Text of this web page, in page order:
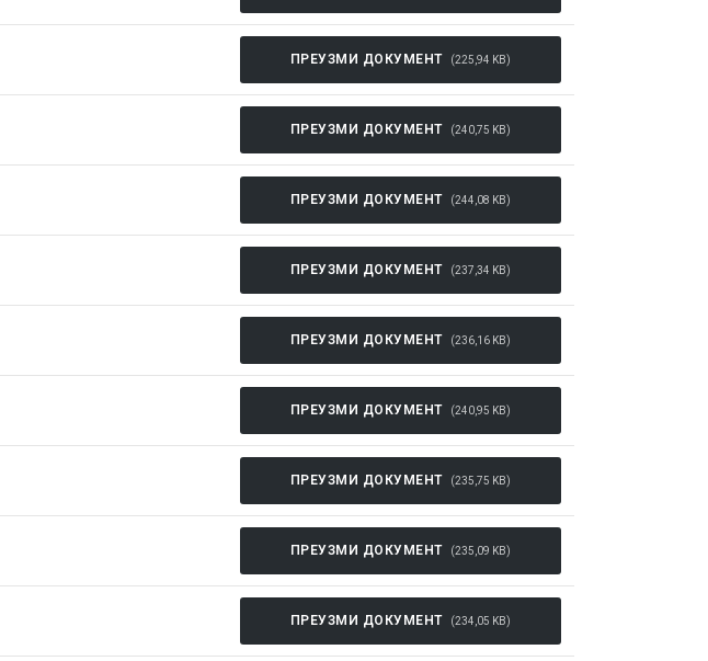
ПРЕУЗМИ ДОКУМЕНТ (225,94 KB)
ПРЕУЗМИ ДОКУМЕНТ (240,75 KB)
ПРЕУЗМИ ДОКУМЕНТ (244,08 KB)
ПРЕУЗМИ ДОКУМЕНТ (237,34 KB)
ПРЕУЗМИ ДОКУМЕНТ (236,16 KB)
ПРЕУЗМИ ДОКУМЕНТ (240,95 KB)
ПРЕУЗМИ ДОКУМЕНТ (235,75 KB)
ПРЕУЗМИ ДОКУМЕНТ (235,09 KB)
ПРЕУЗМИ ДОКУМЕНТ (234,05 KB)